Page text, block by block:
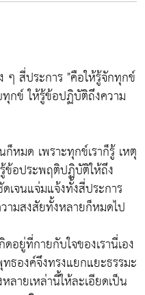
ๆ สี่ประการ "คือให้รู้จักทุกข์
กข์ ให้รู้ข้อปฏิบัติถึงความ
หมด เพราะทุกข์เราก็รู้ เหตุ
ข้อประพฤติปฏิบัติให้ถึง
ดเจนแจ่มแจ้งทั้งสี่ประการ
ามสงสัยทั้งหลายก็หมดไป
อยู่ที่กายกับใจของเรานี่เอง
ธองค์จึงทรงแยกแยะธรรมะ
ลายเหล่านี้ให้ละเอียดเป็น